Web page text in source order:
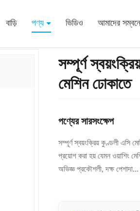
বাড়ি পণ্য ভিডিও আমাদের
সম্পূর্ণ
মেশিন ঢোকাতে
পণ্যের সারসংক্ষেপ
সম্পূর্ণ স্বয়ংক্রিয় কুণ্ডলী এসি
প্রয়োগ করা হয় যেমন ওয়াশিং
অভিজ্ঞ প্রকৌশলী, দক্ষ পেশাদা...